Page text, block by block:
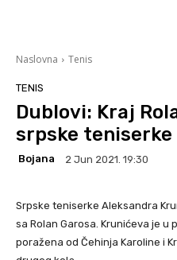
Naslovna Tenis
TENIS
Dublovi: Kraj
srpske teniserke
Bojana 2 Jun 2021. 19:30
Srpske teniserke Aleksandra
sa Rolan Garosa. Krunićeva je u
poražena od Čehinja Karoline i